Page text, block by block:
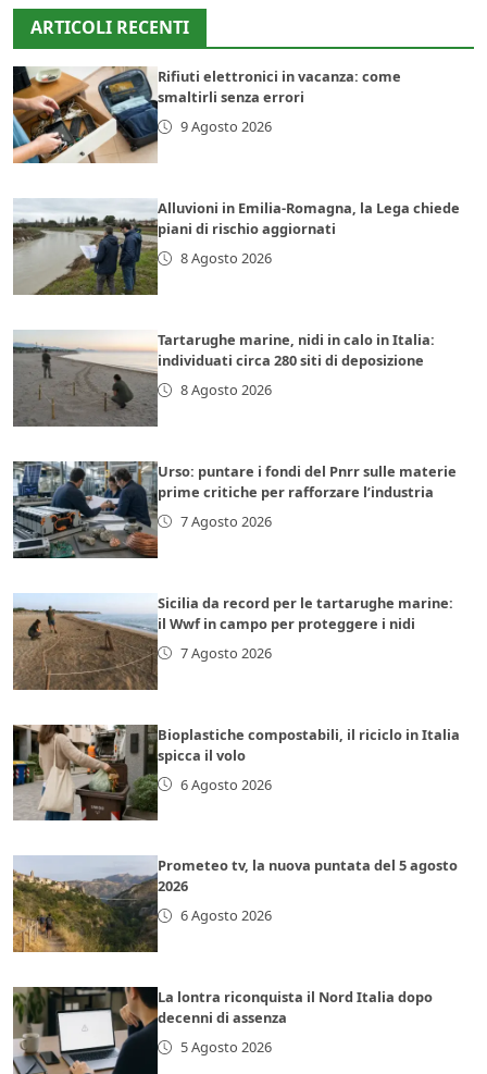
ARTICOLI RECENTI
Rifiuti elettronici in vacanza: come
smaltirli senza errori
9 Agosto 2026
Alluvioni in Emilia-Romagna, la Lega chiede
piani di rischio aggiornati
8 Agosto 2026
Tartarughe marine, nidi in calo in Italia:
individuati circa 280 siti di deposizione
8 Agosto 2026
Urso: puntare i fondi del Pnrr sulle materie
prime critiche per rafforzare l’industria
7 Agosto 2026
Sicilia da record per le tartarughe marine:
il Wwf in campo per proteggere i nidi
7 Agosto 2026
Bioplastiche compostabili, il riciclo in Italia
spicca il volo
6 Agosto 2026
Prometeo tv, la nuova puntata del 5 agosto
2026
6 Agosto 2026
La lontra riconquista il Nord Italia dopo
decenni di assenza
5 Agosto 2026